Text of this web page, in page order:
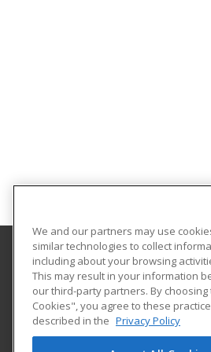
Helena College University
Community Education
1115 North Roberts St
Helena, MT 59601 US
We and our partners may use
similar technologies to collect
including about your browsing
This may result in your information
our third-party partners. By choosing
Cookies", you agree to these
described in the Privacy Policy